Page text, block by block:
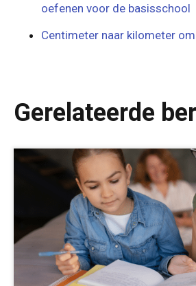
oefenen voor de basisschool
Centimeter naar kilometer
Gerelateerde